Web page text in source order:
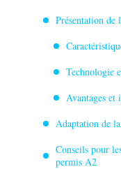
Présentation de
Technologie
Avantages et
Adaptation de
Conseils pour
permis A2